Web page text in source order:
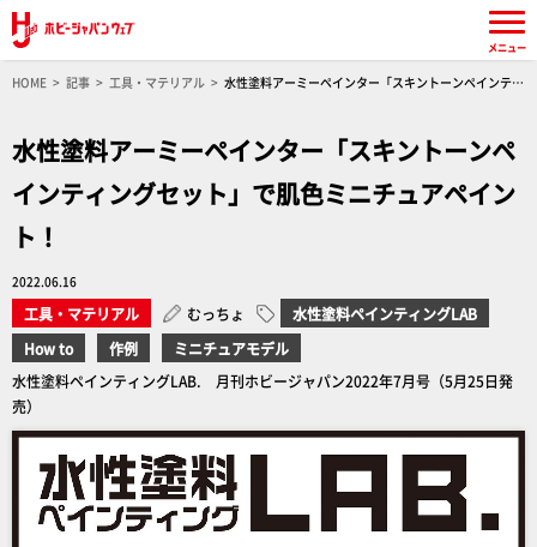
HOME 記事 工具・マテリアル
水性塗料アーミーペインター「スキントーンペインティ
水性塗料アーミーペインター「スキントーンペ
インティングセット」で肌色ミニチュアペイン
ト！
2022.06.16
工具・マテリアル むっちょ
水性塗料ペインティングLAB
How to
作例
ミニチュアモデル
水性塗料ペインティングLAB. 月刊ホビージャパン2022年7月号（5月25日発
売）
メニュー